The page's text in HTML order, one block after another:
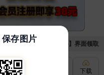
在可以前往【福利中心】界面领取
充值 下载
存图片